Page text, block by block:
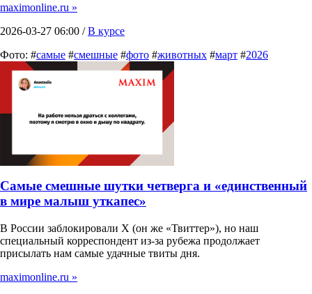
maximonline.ru »
2026-03-27 06:00 /В курсе
Фото: #самые #смешные #фото #животных #март #2026
Самые смешные шутки четверга и «единственный
в мире малыш уткапес»
В России заблокировали X (он же «Твиттер»), но наш
специальный корреспондент из-за рубежа продолжает
присылать нам самые удачные твиты дня.
maximonline.ru »